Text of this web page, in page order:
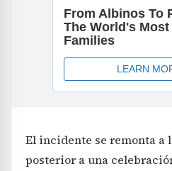
El incidente se remonta a
posterior a una